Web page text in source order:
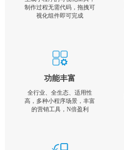
制作过程无需代码，拖拽可
视化组件即可完成
功能丰富
全行业、全生态、适用性
高，多种小程序场景，丰富
的营销工具，N倍盈利